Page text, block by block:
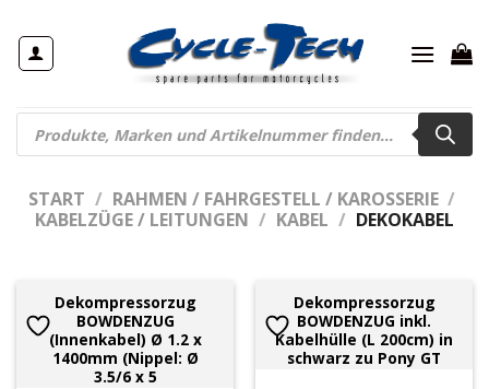
Inhalt
springen
Products
search
START / RAHMEN / FAHRGESTELL / KAROSSERIE /
KABELZÜGE / LEITUNGEN / KABEL / DEKOKABEL
Dekompressorzug
BOWDENZUG
(Innenkabel) Ø 1.2 x
1400mm (Nippel: Ø
3.5/6 x 5
Dekompressorzug
BOWDENZUG inkl.
Kabelhülle (L 200cm) in
schwarz zu Pony GT